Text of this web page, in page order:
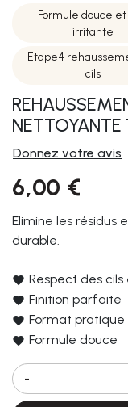
Formule douce et
irritante
Etape4
cils
NETTOYANTE
Donnez votre avis
6,00 €
Elimine les résidus
durable.
Respect des cils
Finition parfaite
Format pratique
Formule douce
-